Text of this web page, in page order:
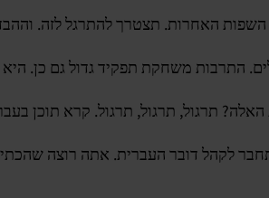
האחרות. תצטרך להתרגל לזה.
התרבות משחקת תפקיד גדול גם
האלה? תרגול, תרגול, תרגול. קרא תוכן
לקהל דובר העברית. אתה רוצה